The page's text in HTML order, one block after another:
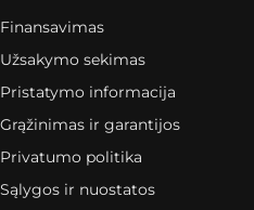
Finansavimas
Užsakymo sekimas
Pristatymo informacija
Grąžinimas ir garantijos
Privatumo politika
Sąlygos ir nuostatos